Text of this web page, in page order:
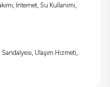
İnternet, Su Kullanımı,
Sandalyesi, Ulaşım Hizmeti,